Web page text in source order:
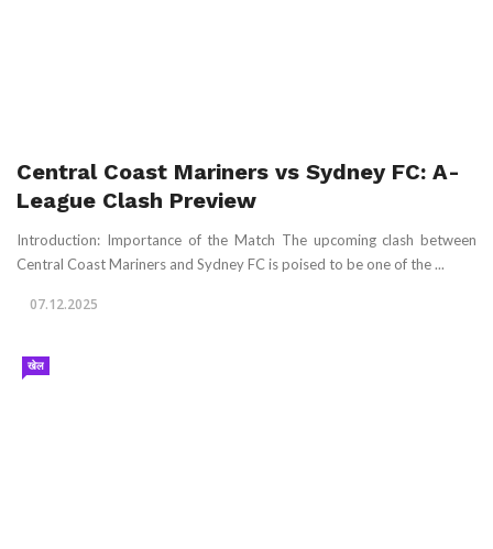
Central Coast Mariners vs Sydney FC: A-
League Clash Preview
Introduction: Importance of the Match The upcoming clash between
Central Coast Mariners and Sydney FC is poised to be one of the ...
07.12.2025
खेल